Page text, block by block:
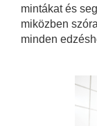
mintákat és
miközben
minden